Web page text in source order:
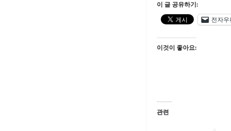
이 글 공유하기:
전자우
이것이 좋아요:
관련